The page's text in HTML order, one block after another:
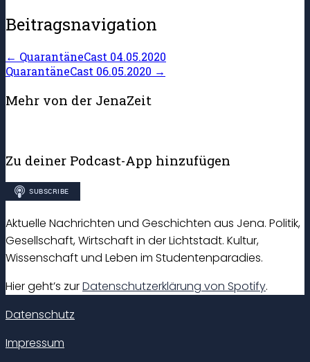
Beitragsnavigation
← QuarantäneCast 04.05.2020
QuarantäneCast 06.05.2020 →
Mehr von der JenaZeit
Zu deiner Podcast-App hinzufügen
Aktuelle Nachrichten und Geschichten aus Jena. Politik,
Gesellschaft, Wirtschaft in der Lichtstadt. Kultur,
Wissenschaft und Leben im Studentenparadies.
Hier geht’s zurDatenschutzerklärung von Spotify.
Datenschutz
Impressum